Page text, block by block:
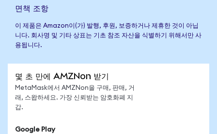
면책 조항
이 제품은 Amazon이(가) 발행, 후원, 보증하거나 제휴한 것이 아닙
니다. 회사명 및 기타 상표는 기초 참조 자산을 식별하기 위해서만 사
용됩니다.
몇 초 만에 AMZNon 받기
MetaMask에서 AMZNon을 구매, 판매, 거
래, 스왑하세요. 가장 신뢰받는 암호화폐 지
갑.
Google Play